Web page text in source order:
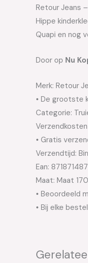
Retour Jeans
Hippe
Quapi en nog
Door op Nu
Merk: Retour
• De grootste
Categorie:
• Gratis
Verzendtijd:
Ean:
Maat: Maat
• Beoordeeld
• Bij elke